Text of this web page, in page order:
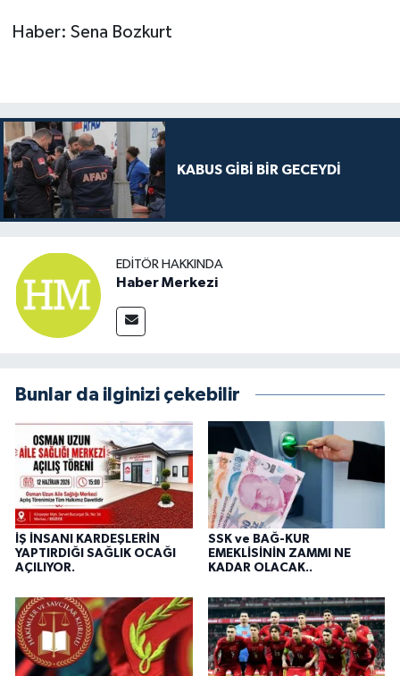
Haber: Sena Bozkurt
KABUS GİBİ BİR GECEYDİ
EDITÖR HAKKINDA
Haber Merkezi
Bunlar da ilginizi çekebilir
İŞ İNSANI KARDEŞLERİN
YAPTIRDIĞI SAĞLIK OCAĞI
AÇILIYOR.
SSK ve BAĞ-KUR
EMEKLİSİNİN ZAMMI NE
KADAR OLACAK..